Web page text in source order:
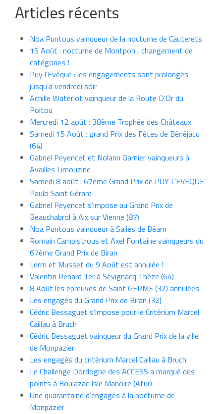
Articles récents
Noa Puntous vainqueur de la nocturne de Cauterets
15 Août : nocturne de Montpon , changement de
catégories !
Puy l’Evèque : les engagements sont prolongés
jusqu’à vendredi soir
Achille Waterlot vainqueur de la Route D’Or du
Poitou
Mercredi 12 août : 38ème Trophée des Châteaux
Samedi 15 Août : grand Prix des Fêtes de Bénéjacq
(64)
Gabriel Peyencet et Nolann Garnier vainqueurs à
Availles Limouzine
Samedi 8 août : 67ème Grand Prix de PUY L’EVEQUE
Paulo Saint Gérard
Gabriel Peyencet s’impose au Grand Prix de
Beauchabrol à Aix sur Vienne (87)
Noa Puntous vainqueur à Salies de Béarn
Romain Campistrous et Axel Fontaine vainqueurs du
67ème Grand Prix de Biran
Lerm et Musset du 9 Août est annulée !
Valentin Renard 1er à Sévignacq Théze (64)
8 Août les épreuves de Saint GERME (32) annulées
Les engagés du Grand Prix de Biran (32)
Cédric Bessaguet s’impose pour le Critérium Marcel
Caillau à Bruch
Cédric Bessaguet vainqueur du Grand Prix de la ville
de Monpazier
Les engagés du critérium Marcel Caillau à Bruch
Le Challenge Dordogne des ACCESS a marqué des
points à Boulazac Isle Manoire (Atur)
Une quarantaine d’engagés à la nocturne de
Monpazier